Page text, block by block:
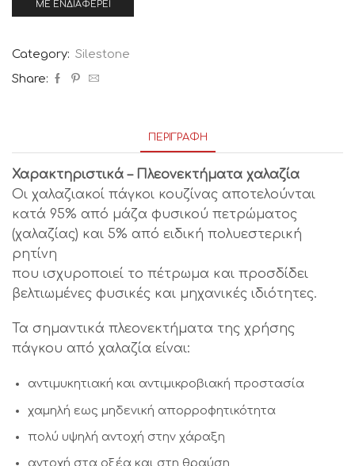
Category: Silestone
Share:
ΠΕΡΙΓΡΑΦΉ
Χαρακτηριστικά – Πλεονεκτήματα χαλαζία
Οι χαλαζιακοί πάγκοι κουζίνας αποτελούνται
κατά 95% από μάζα φυσικού πετρώματος
(χαλαζίας) και 5% από ειδική πολυεστερική
ρητίνη
που ισχυροποιεί το πέτρωμα και προσδίδει
βελτιωμένες φυσικές και μηχανικές ιδιότητες.
Τα σημαντικά πλεονεκτήματα της χρήσης
πάγκου από χαλαζία είναι:
αντιμυκητιακή και αντιμικροβιακή προστασία
χαμηλή εως μηδενική απορροφητικότητα
πολύ υψηλή αντοχή στην χάραξη
αντοχή στα οξέα και στη θραύση